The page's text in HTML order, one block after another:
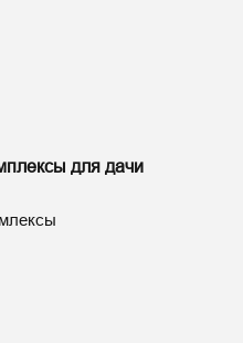
для дачи